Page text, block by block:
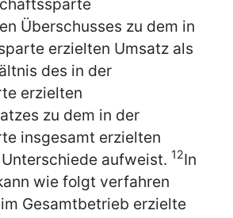
Überschusses zu dem in
erzielten Umsatz als
des in der
erzielten
zu dem in der
insgesamt erzielten
aufweist. 12In
wie folgt verfahren
Gesamtbetrieb erzielte